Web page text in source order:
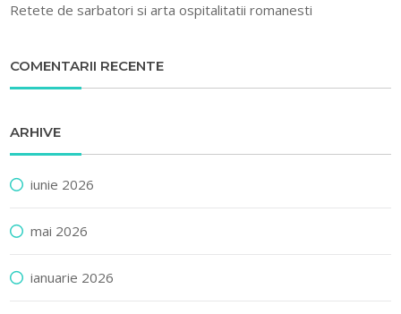
Retete de sarbatori si arta ospitalitatii romanesti
COMENTARII RECENTE
ARHIVE
iunie 2026
mai 2026
ianuarie 2026